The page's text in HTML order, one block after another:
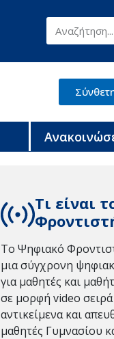
Τι είναι
Το Ψηφιακό
μια σύγχρονη
για μαθητές και
σε μορφή video
αντικείμενα και
μαθητές Γυμνασίου